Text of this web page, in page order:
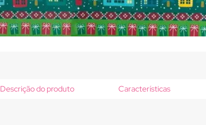
Descrição do produto Características